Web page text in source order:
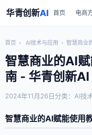
华青创新AI 首页 电商
首页 › AI技术与应用 › 智慧商业
智慧商业的AI
南 - 华青创新AI
2024年11月26日分类：AI技
智慧商业的AI赋能使用